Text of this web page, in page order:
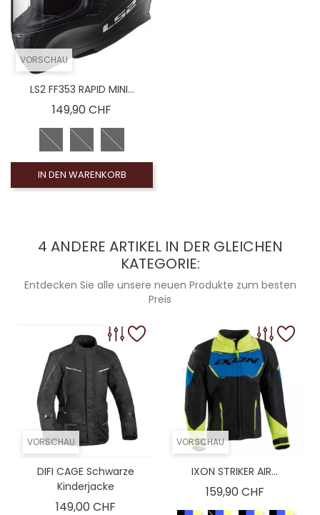
VORSCHAU
LS2 FF353 RAPID MINI...
149,90 CHF
IN DEN WARENKORB
4 ANDERE ARTIKEL IN DER GLEICHEN
KATEGORIE:
Entdecken Sie alle unsere neuen Produkte zum besten
Preis
VORSCHAU
DIFI CAGE Schwarze
Kinderjacke
149,00 CHFPreis
VORSCHAU
IXON STRIKER AIR...
159,90 CHFPreis